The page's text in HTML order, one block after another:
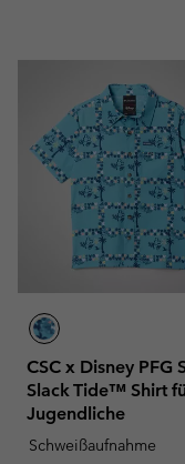
CSC x Disney PFG
Slack Tide™ Shirt
Jugendliche
Schweißaufnahme